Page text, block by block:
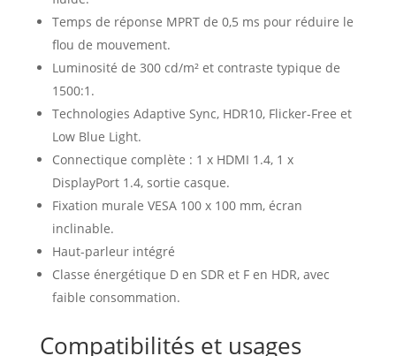
Temps de réponse MPRT de 0,5 ms pour réduire le
flou de mouvement.
Luminosité de 300 cd/m² et contraste typique de
1500:1.
Technologies Adaptive Sync, HDR10, Flicker-Free et
Low Blue Light.
Connectique complète : 1 x HDMI 1.4, 1 x
DisplayPort 1.4, sortie casque.
Fixation murale VESA 100 x 100 mm, écran
inclinable.
Haut-parleur intégré
Classe énergétique D en SDR et F en HDR, avec
faible consommation.
Compatibilités et usages